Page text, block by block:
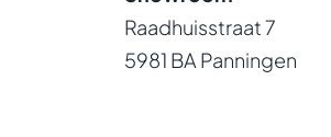
Raadhuisstraat 7
5981 BA Panningen